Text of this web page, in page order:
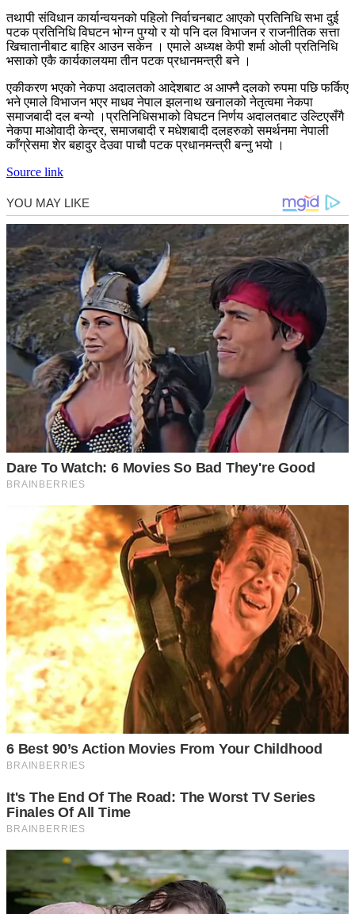
तथापी संविधान कार्यान्वयनको पहिलो निर्वाचनबाट आएको प्रतिनिधि सभा दुई
पटक प्रतिनिधि विघटन भोग्न पुग्यो र यो पनि दल विभाजन र राजनीतिक सत्ता
खिचातानीबाट बाहिर आउन सकेन । एमाले अध्यक्ष केपी शर्मा ओली प्रतिनिधि
भसाको एकै कार्यकालयमा तीन पटक प्रधानमन्त्री बने ।
एकीकरण भएको नेकपा अदालतको आदेशबाट अ आफ्नै दलको रुपमा पछि फर्किए
भने एमाले विभाजन भएर माधव नेपाल झलनाथ खनालको नेतृत्वमा नेकपा
समाजबादी दल बन्यो ।प्रतिनिधिसभाको विघटन निर्णय अदालतबाट उल्टिएसँगै
नेकपा माओवादी केन्द्र, समाजबादी र मधेशबादी दलहरुको समर्थनमा नेपाली
काँग्रेसमा शेर बहादुर देउवा पाचौ पटक प्रधानमन्त्री बन्नु भयो ।
Source link